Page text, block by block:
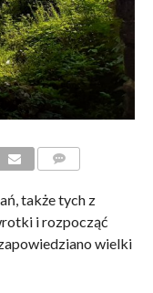
także tych z
i rozpocząć
wielki